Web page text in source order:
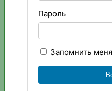
Пароль
Запомнить меня